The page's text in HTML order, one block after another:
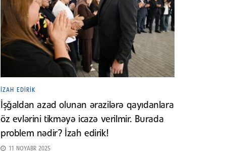
İZAH EDIRIK
İşğaldan azad olunan ərazilərə qayıdanlara
öz evlərini tikməyə icazə verilmir. Burada
problem nədir? İzah edirik!
11 NOYABR 2025